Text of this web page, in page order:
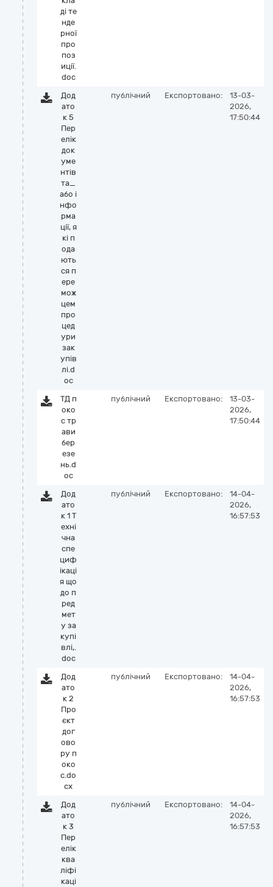
ді те
нде
рної
про
поз
иції.
doc
Дод
ато
к 5
Пер
елік
док
уме
нтів
та_
або і
нфо
рма
ції, я
кі п
ода
ють
ся п
ере
мож
цем
про
цед
ури
зак
упів
лі.d
oc
публічний Експортовано:
13-03-
2026,
17:50:44
ТД п
око
с тр
ави
бер
езе
нь.d
oc
публічний Експортовано:
13-03-
2026,
17:50:44
Дод
ато
к 1 Т
ехні
чна
спе
циф
ікаці
я що
до п
ред
мет
у за
купі
влі,.
doc
публічний Експортовано:
14-04-
2026,
16:57:53
Дод
ато
к 2
Про
єкт
дог
ово
ру п
око
с.do
cx
публічний Експортовано:
14-04-
2026,
16:57:53
Дод
ато
к 3
Пер
елік
ква
ліфі
каці
публічний Експортовано:
14-04-
2026,
16:57:53